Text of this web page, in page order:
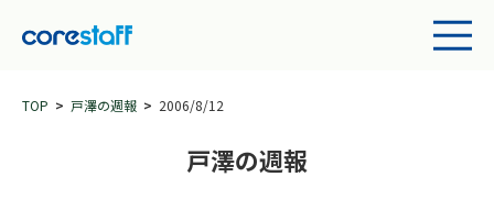
TOP 戸澤の週報 2006/8/12
戸澤の週報